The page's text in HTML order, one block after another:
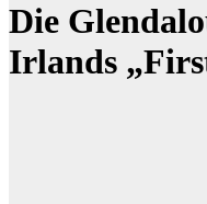
Die
Irlands